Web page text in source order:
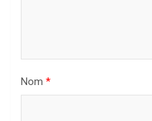
Nom *